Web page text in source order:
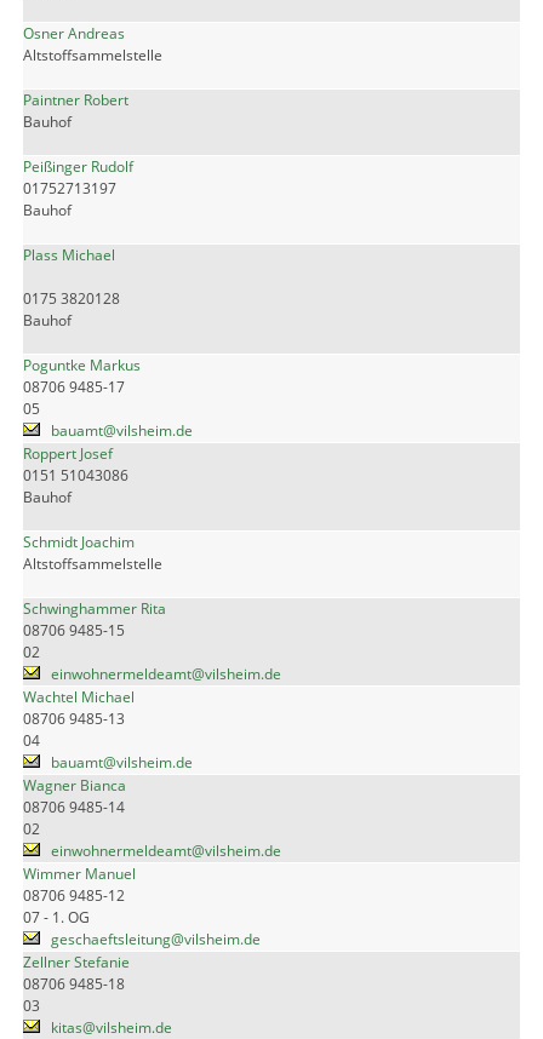
Osner Andreas
Altstoffsammelstelle
Paintner Robert
Bauhof
Peißinger Rudolf
01752713197
Bauhof
Plass Michael
0175 3820128
Bauhof
Poguntke Markus
08706 9485-17
05
bauamt@vilsheim.de
Roppert Josef
0151 51043086
Bauhof
Schmidt Joachim
Altstoffsammelstelle
Schwinghammer Rita
08706 9485-15
02
einwohnermeldeamt@vilsheim.de
Wachtel Michael
08706 9485-13
04
bauamt@vilsheim.de
Wagner Bianca
08706 9485-14
02
einwohnermeldeamt@vilsheim.de
Wimmer Manuel
08706 9485-12
07 - 1. OG
geschaeftsleitung@vilsheim.de
Zellner Stefanie
08706 9485-18
03
kitas@vilsheim.de